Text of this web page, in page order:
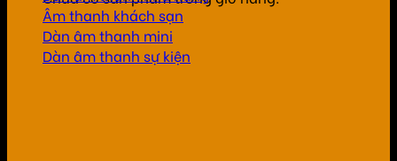
Âm thanh khách sạn
Dàn âm thanh mini
Dàn âm thanh sự kiện